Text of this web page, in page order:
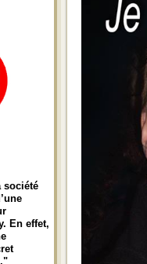
société
En effet,